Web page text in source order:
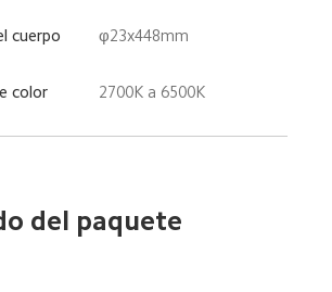
cuerpo φ23x448mm
color 2700K a 6500K
del paquete